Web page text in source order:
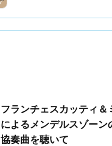
フランチェスカッティ＆
によるメンデルスゾーン
協奏曲を聴いて